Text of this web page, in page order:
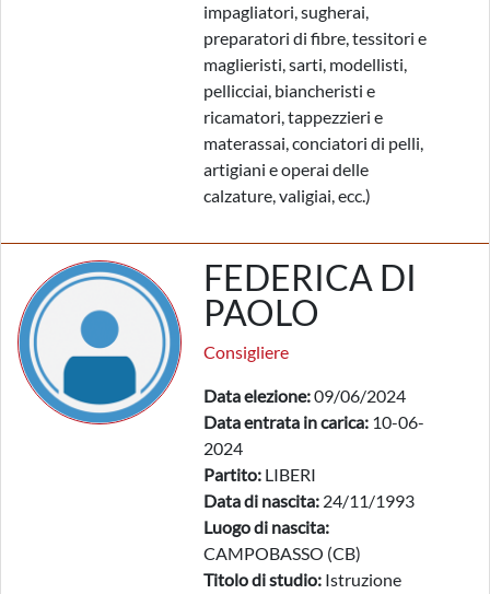
impagliatori, sugherai,
preparatori di fibre, tessitori e
maglieristi, sarti, modellisti,
pellicciai, biancheristi e
ricamatori, tappezzieri e
materassai, conciatori di pelli,
artigiani e operai delle
calzature, valigiai, ecc.)
FEDERICA DI
PAOLO
Consigliere
Data elezione:09/06/2024
Data entrata in carica: 10-06-
2024
Partito: LIBERI
Data di nascita: 24/11/1993
Luogo di nascita:
CAMPOBASSO (CB)
Titolo di studio: Istruzione